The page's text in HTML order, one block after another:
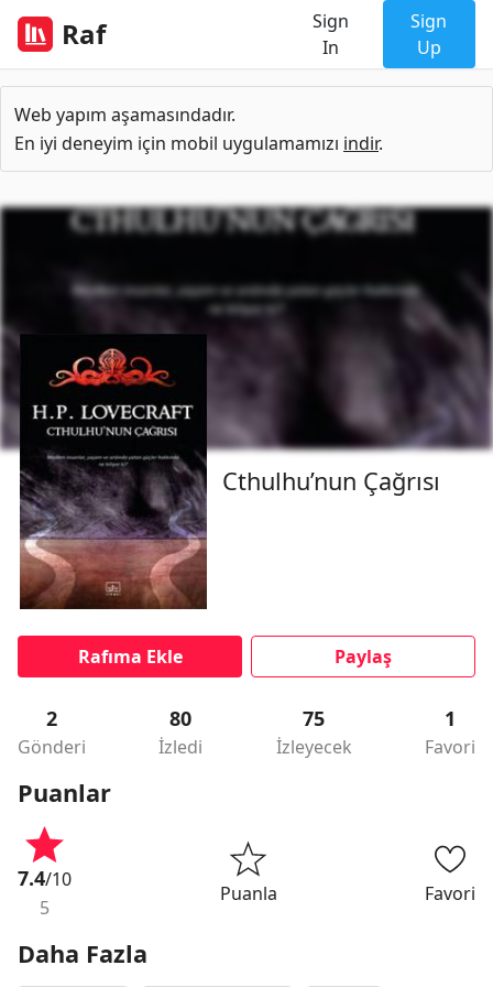
Raf
Sign
In
Sign
Up
Web yapım aşamasındadır.
En iyi deneyim için mobil uygulamamızı indir.
Cthulhu’nun Çağrısı
Rafıma Ekle Paylaş
2
Gönderi
80
İzledi
75
İzleyecek
1
Favori
Puanlar
7.4/10
5
Puanla Favori
Daha Fazla